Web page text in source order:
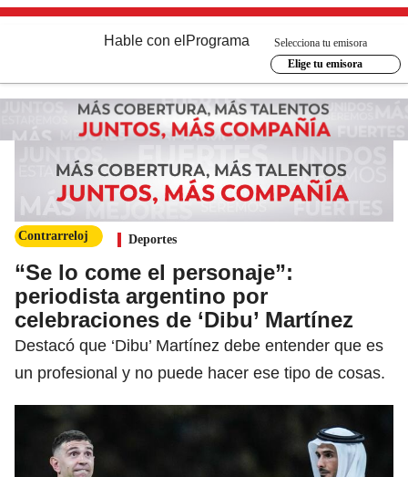
Hable con el Programa
Selecciona tu emisora
Elige tu emisora
Contrarreloj Deportes
“Se lo come el personaje”:
periodista argentino por
celebraciones de ‘Dibu’ Martínez
Destacó que ‘Dibu’ Martínez debe entender que es
un profesional y no puede hacer ese tipo de cosas.